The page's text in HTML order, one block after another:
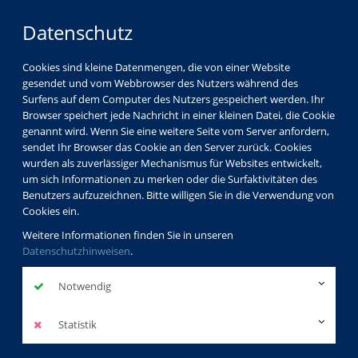
Datenschutz
Cookies sind kleine Datenmengen, die von einer Website
gesendet und vom Webbrowser des Nutzers während des
Surfens auf dem Computer des Nutzers gespeichert werden. Ihr
Browser speichert jede Nachricht in einer kleinen Datei, die Cookie
genannt wird. Wenn Sie eine weitere Seite vom Server anfordern,
sendet Ihr Browser das Cookie an den Server zurück. Cookies
wurden als zuverlässiger Mechanismus für Websites entwickelt,
um sich Informationen zu merken oder die Surfaktivitäten des
Benutzers aufzuzeichnen. Bitte willigen Sie in die Verwendung von
Cookies ein.
Weitere Informationen finden Sie in unseren
Datenschutzhinweisen.
Notwendig
Statistik
Über uns Dozenten Andreas Schwab
Andreas Schwab
Dozentenprofil